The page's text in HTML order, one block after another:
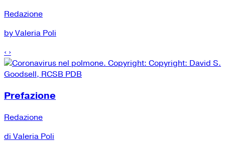
Redazione
by Valeria Poli
‹ ›
Prefazione
Redazione
di Valeria Poli